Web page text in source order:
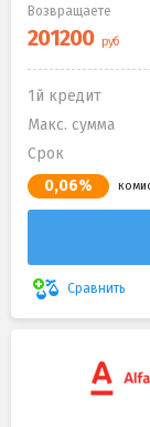
Возвращаете
1й кредит
Макс. сумма
Срок
0,06%
Сравнить